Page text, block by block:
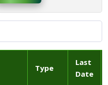
Type
Last
Date